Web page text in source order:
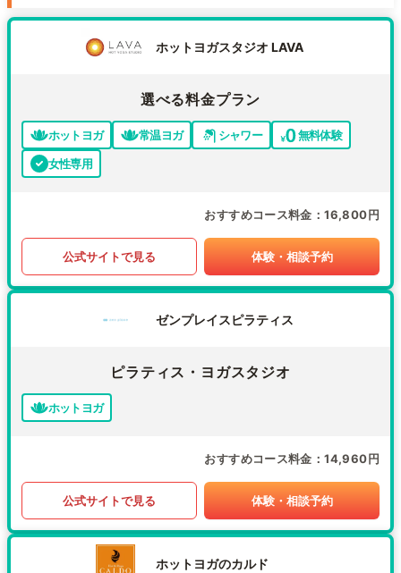
ホットヨガスタジオ LAVA
選べる料金プラン
ホットヨガ 常温ヨガ シャワー
無料体験
女性専用
おすすめコース料金 16,800円
公式サイトで見る 体験・相談予約
ゼンプレイスピラティス
ピラティス・ヨガスタジオ
ホットヨガ
おすすめコース料金 14,960円
公式サイトで見る 体験・相談予約
ホットヨガのカルド